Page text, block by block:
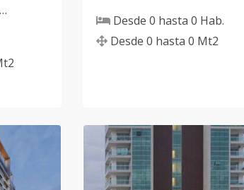
Desde 0 hasta 0 Hab.
Desde 0 hasta 0 Mt2